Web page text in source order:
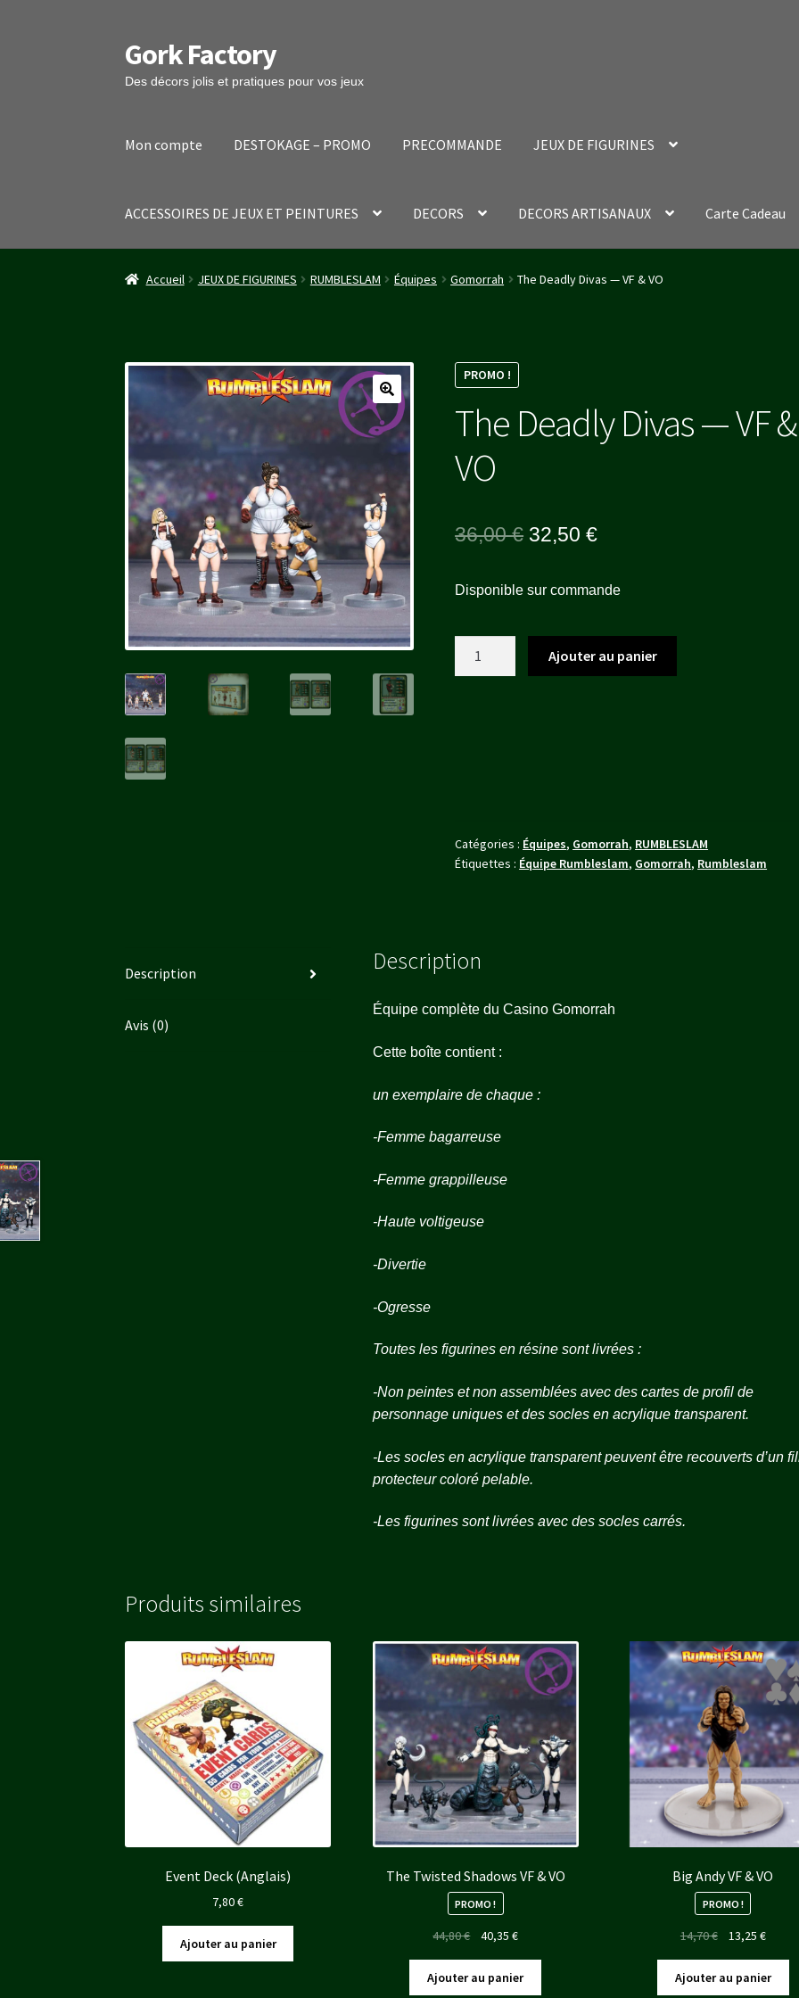
Aller
à
la
Aller
au
contenu
Gork Factory
Des décors jolis et pratiques pour vos jeux
Mon compte DESTOKAGE – PROMO PRECOMMANDE JEUX DE FIGURINES
ACCESSOIRES DE JEUX ET PEINTURES DECORS DECORS ARTISANAUX Carte Cadeau
Accueil CGV Mon comptePanierStripe Payment Success Page Validation de la commande
Accueil JEUX DE FIGURINES RUMBLESLAM Équipes Gomorrah The Deadly Divas — VF & VO
PROMO !
The Deadly Divas — VF &
VO
36,00€ Le
initial
était :
36,00 €.
32,50€Le
actuel
est :
32,50 €.
Disponible sur commande
&
VO
Ajouter au panier
Catégories : Équipes, Gomorrah, RUMBLESLAM
Étiquettes : Équipe Rumbleslam, Gomorrah, Rumbleslam
Description
Avis (0)
Description
Équipe complète du Casino Gomorrah
Cette boîte contient :
un exemplaire de chaque :
-Femme bagarreuse
-Femme grappilleuse
-Haute voltigeuse
-Divertie
-Ogresse
Toutes les figurines en résine sont livrées :
-Non peintes et non assemblées avec des cartes de profil de
personnage uniques et des socles en acrylique transparent.
-Les socles en acrylique transparent peuvent être recouverts d’un
protecteur coloré pelable.
-Les figurines sont livrées avec des socles carrés.
Produits similaires
Event Deck (Anglais)
7,80€
Ajouter au panier
The Twisted Shadows VF & VO
PROMO !
44,80€
Le
initial
était :
40,35 €Le
actuel
est :
Ajouter au panier
Big Andy VF & VO
PROMO !
14,70€
Le
initial
était :
13,25 €Le
actuel
est :
Ajouter au panier